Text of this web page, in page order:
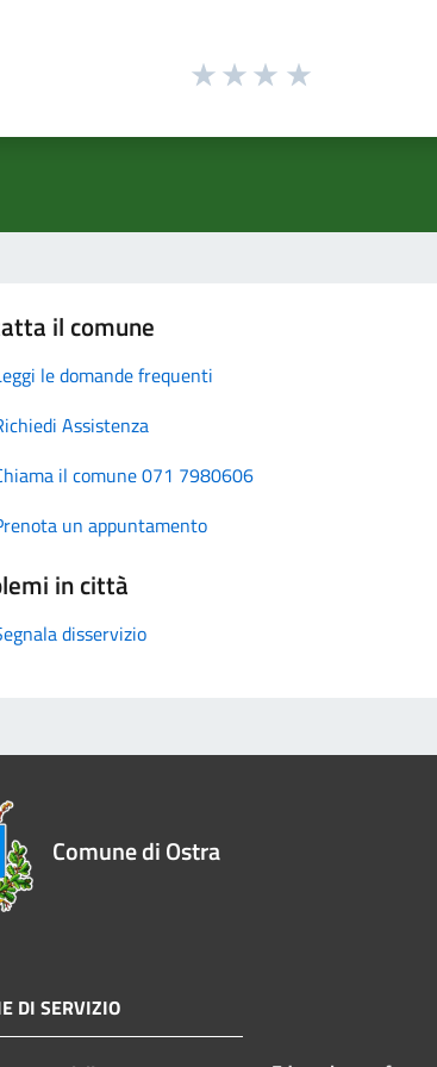
il comune
le domande frequenti
Assistenza
il comune 071 7980606
un appuntamento
in città
disservizio
Comune di Ostra
DI SERVIZIO